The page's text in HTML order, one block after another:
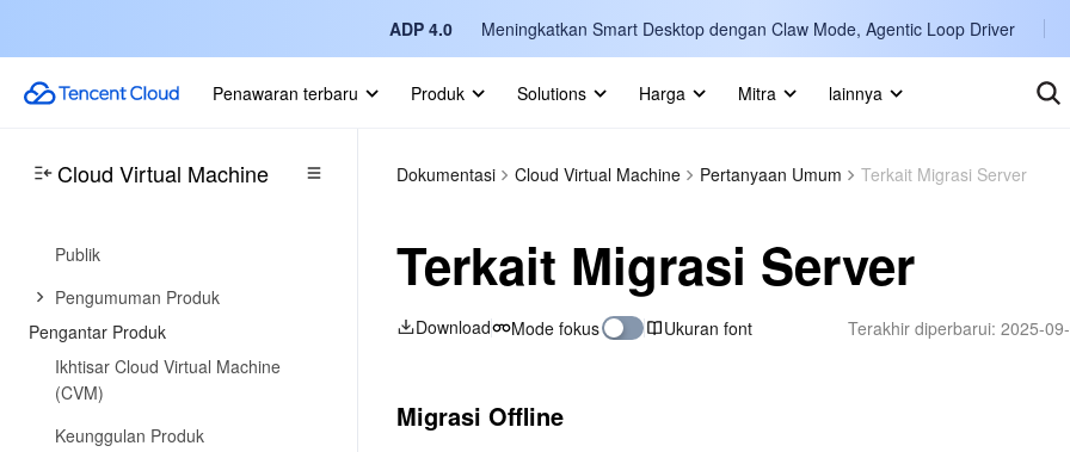
ADP 4.0 Meningkatkan Smart Desktop dengan Claw Mode, Agentic Loop Driver
Penawaran terbaru Produk Solutions Harga Mitra lainnya
Marketplace
简体
Cloud Virtual Machine
Perkembangan Produk
Publik
Pengumuman Produk
Pengantar Produk
Ikhtisar Cloud Virtual Machine
(CVM)
Keunggulan Produk
Dokumentasi Cloud Virtual Machine Pertanyaan Umum Terkait Migrasi Server
Terkait Migrasi Server
Download Mode fokus Ukuran font Terakhir diperbarui: 2025-
Migrasi Offline